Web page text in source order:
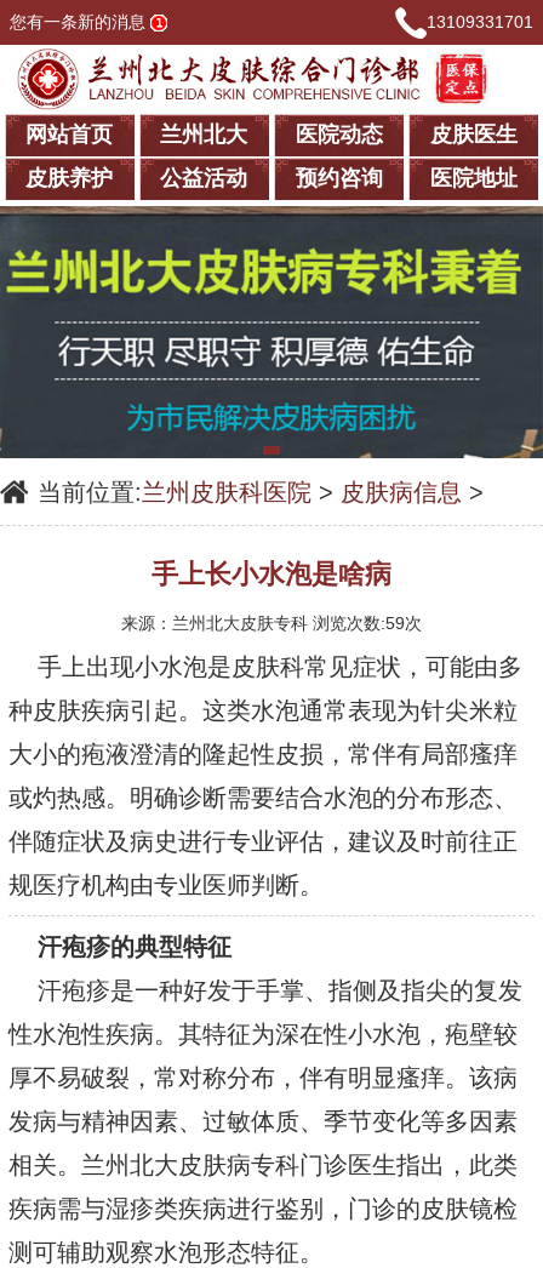
您有一条新的消息 13109331701
网站首页 兰州北大 医院动态
皮肤医生
皮肤养护
公益活动 预约咨询 医院地址
当前位置:兰州皮肤科医院> 皮肤病信息 >
手上长小水泡是啥病
来源：兰州北大皮肤专科 浏览次数:59次
手上出现小水泡是皮肤科常见症状，可能由多
种皮肤疾病引起。这类水泡通常表现为针尖米粒
大小的疱液澄清的隆起性皮损，常伴有局部瘙痒
或灼热感。明确诊断需要结合水泡的分布形态、
伴随症状及病史进行专业评估，建议及时前往正
规医疗机构由专业医师判断。
汗疱疹的典型特征
汗疱疹是一种好发于手掌、指侧及指尖的复发
性水泡性疾病。其特征为深在性小水泡，疱壁较
厚不易破裂，常对称分布，伴有明显瘙痒。该病
发病与精神因素、过敏体质、季节变化等多因素
相关。兰州北大皮肤病专科门诊医生指出，此类
疾病需与湿疹类疾病进行鉴别，门诊的皮肤镜检
测可辅助观察水泡形态特征。